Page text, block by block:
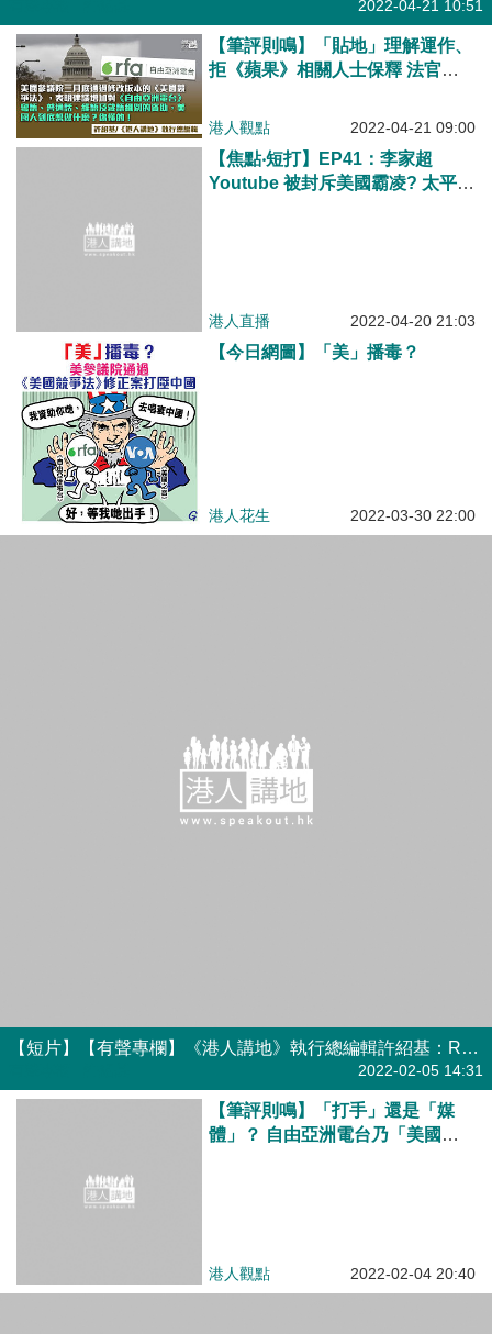
2022-04-21 10:51
【筆評則鳴】「貼地」理解運作、
拒《蘋果》相關人士保釋 法官判
港人觀點 2022-04-21 09:00
【焦點‧短打】EP41：李家超
Youtube 被封斥美國霸凌? 太平洋
【筆評則鳴】「打手」還是「媒
體」？ 自由亞洲電台乃「美國代
港人觀點 2022-02-04 20:40